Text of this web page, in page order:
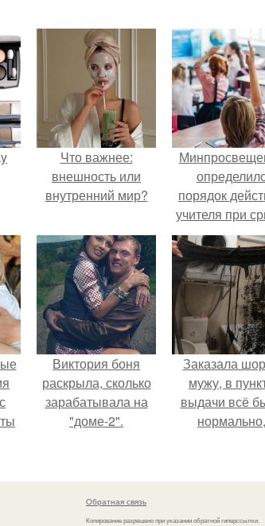
Что важнее:
внешность или
внутренний мир?
порядок
учителя при
урока.
Виктория боня
раскрыла, сколько
зарабатывала на
"доме-2".
Заказала
мужу, в
выдачи всё
нормально,
предвещало
Обратная связь
Копирование разрешено при указании обратной гиперссылки.